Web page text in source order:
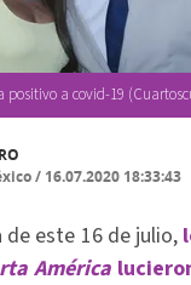
positivo a covid-19
/ 16.07.2020 18:33:43
de este 16 de julio,
América